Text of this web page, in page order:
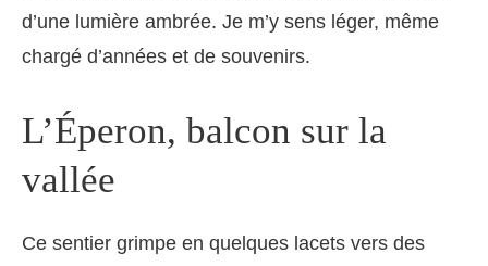
d’une lumière ambrée. Je m’y sens léger, même
chargé d’années et de souvenirs.
L’Éperon, balcon sur la
vallée
Ce sentier grimpe en quelques lacets vers des